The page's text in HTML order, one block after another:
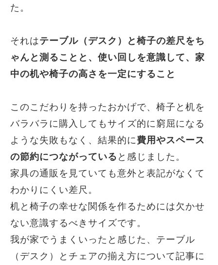
た。
それはテーブル（デスク）と椅子の差尺をち
ゃんと測ることと、使い回しを意識して、家
中の机や椅子の高さを一定にすること
このこだわりを持ったおかげで、椅子と机を
バラバラに購入してもサイズ的に窮屈になる
ような失敗もなく、結果的に費用やスペース
の節約につながっている と感じました。
家具の通販を見ていても意外と表記がなくて
わかりにくい差尺。
机と椅子の幸せな関係を作るためには欠かせ
ない意識するべきサイズです。
我が家でうまくいったと感じた、テーブル
（デスク）とチェアの揃え方について記事に